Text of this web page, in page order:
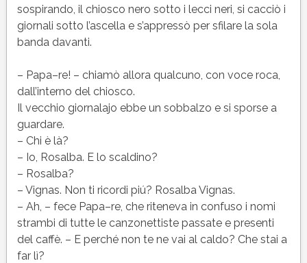
sospirando, il chiosco nero sotto i lecci neri, si cacciò i
giornali sotto l’ascella e s’appressò per sfilare la sola
banda davanti.
– Papa–re! – chiamò allora qualcuno, con voce roca,
dall’interno del chiosco.
Il vecchio giornalajo ebbe un sobbalzo e si sporse a
guardare.
– Chi è là?
– Io, Rosalba. E lo scaldino?
– Rosalba?
– Vignas. Non ti ricordi piú? Rosalba Vignas.
– Ah, – fece Papa–re, che riteneva in confuso i nomi
strambi di tutte le canzonettiste passate e presenti
del caffè. – E perché non te ne vai al caldo? Che stai a
far lì?